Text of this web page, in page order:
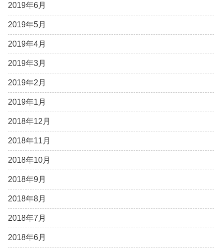
2019年6月
2019年5月
2019年4月
2019年3月
2019年2月
2019年1月
2018年12月
2018年11月
2018年10月
2018年9月
2018年8月
2018年7月
2018年6月